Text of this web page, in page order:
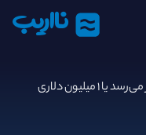
نااریب
بیت کوین یا به صفر می‌رسد یا ۱ میلیون دلاری